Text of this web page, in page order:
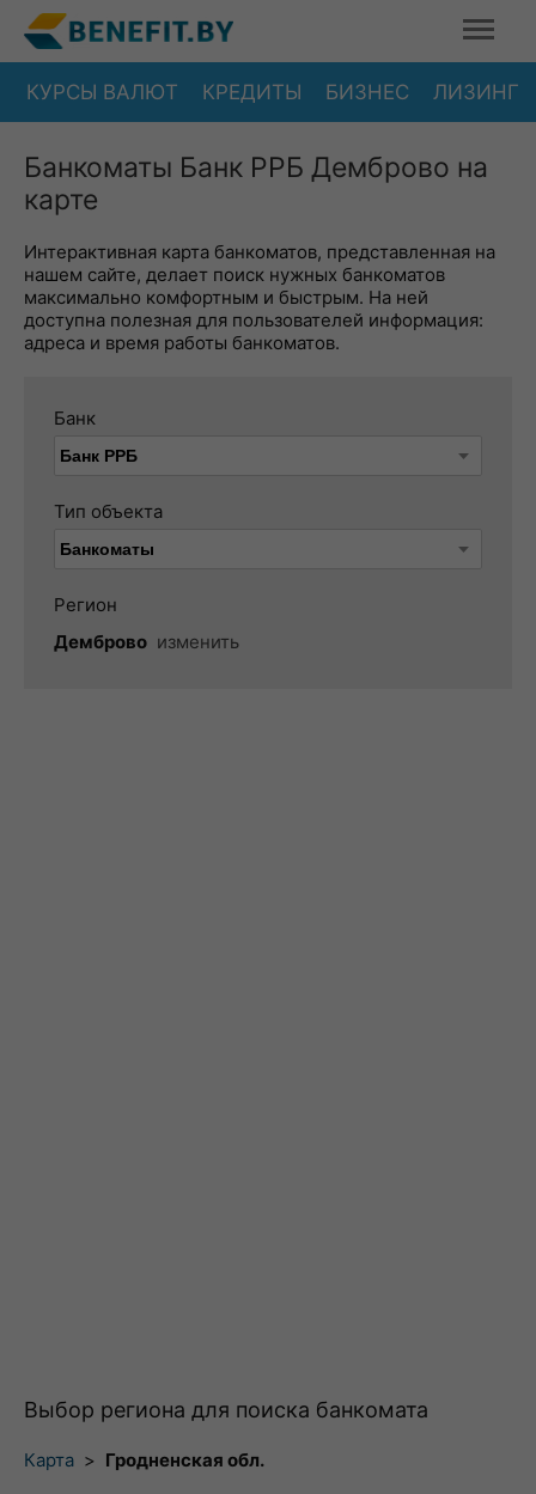
КУРСЫ ВАЛЮТ КРЕДИТЫ БИЗНЕС ЛИЗИНГ
Банкоматы Банк РРБ Демброво на
карте
Интерактивная карта банкоматов, представленная на
нашем сайте, делает поиск нужных банкоматов
максимально комфортным и быстрым. На ней
доступна полезная для пользователей информация:
адреса и время работы банкоматов.
Банк
Тип объекта
Регион
Демброво изменить
Выбор региона для поиска банкомата
Карта > Гродненская обл.